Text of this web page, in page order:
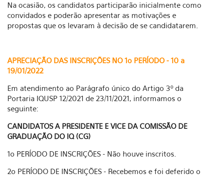
Na ocasião, os candidatos participarão inicialmente como
convidados e poderão apresentar as motivações e
propostas que os levaram à decisão de se candidatarem.
APRECIAÇÃO DAS INSCRIÇÕES NO 1o PERÍODO - 10 a
19/01/2022
Em atendimento ao Parágrafo único do Artigo 3º da
Portaria IQUSP 12/2021 de 23/11/2021, informamos o
seguinte:
CANDIDATOS A PRESIDENTE E VICE DA COMISSÃO DE
GRADUAÇÃO DO IQ (CG)
1o PERÍODO DE INSCRIÇÕES - Não houve inscritos.
2o PERÍODO DE INSCRIÇÕES - Recebemos e foi deferido o